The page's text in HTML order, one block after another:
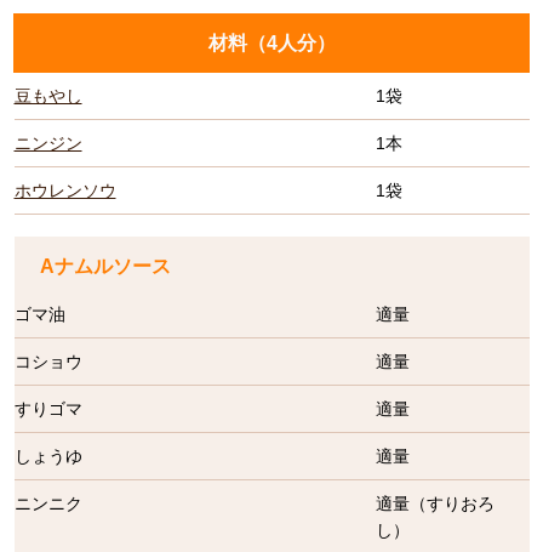
材料（4人分）
豆もやし 1袋
ニンジン 1本
ホウレンソウ 1袋
Aナムルソース
ゴマ油 適量
コショウ 適量
すりゴマ 適量
しょうゆ 適量
ニンニク
適量（すりおろ
し）